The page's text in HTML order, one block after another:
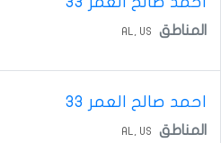
المناطق AL, US
احمد صالح العمر 33
المناطق AL, US